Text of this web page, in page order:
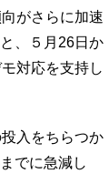
がさらに加速
、５月26日か
対応を支持し
入をちらつか
でに急減し